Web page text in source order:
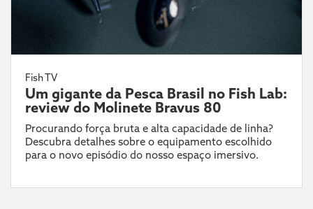
Fish TV
Um gigante da Pesca Brasil no Fish Lab:
review do Molinete Bravus 80
Procurando força bruta e alta capacidade de linha?
Descubra detalhes sobre o equipamento escolhido
para o novo episódio do nosso espaço imersivo.